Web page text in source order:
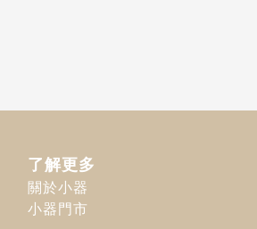
了解更多
關於小器
小器門市